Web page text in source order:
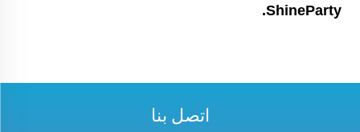
ShineParty.
اتصل بنا